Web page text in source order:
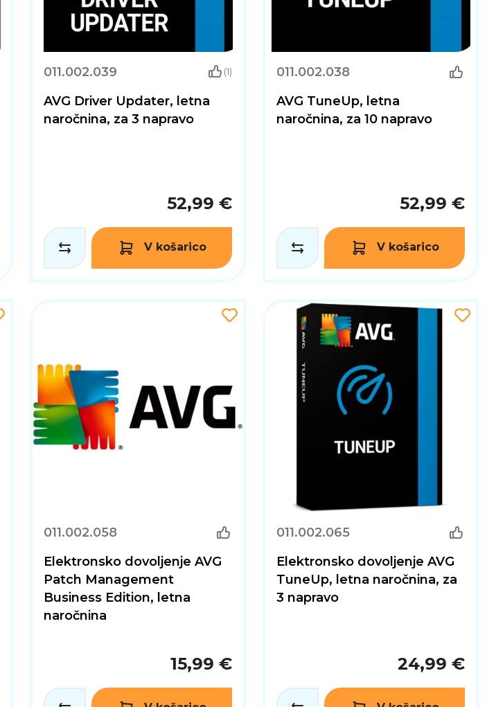
011.002.039 (1)
AVG Driver Updater, letna
naročnina, za 3 napravo
52,99 €
V košarico
011.002.038
AVG TuneUp, letna
naročnina, za 10 napravo
52,99 €
V košarico
011.002.058
Elektronsko dovoljenje AVG
Patch Management
Business Edition, letna
naročnina
15,99 €
011.002.065
Elektronsko dovoljenje AVG
TuneUp, letna naročnina, za
3 napravo
24,99 €